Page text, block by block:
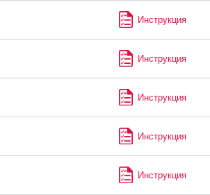
Инструкция
Инструкция
Инструкция
Инструкция
Инструкция